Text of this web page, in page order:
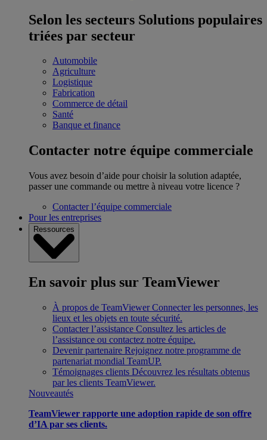
Selon les secteurs Solutions populaires
triées par secteur
Automobile
Agriculture
Logistique
Fabrication
Commerce de détail
Santé
Banque et finance
Contacter notre équipe commerciale
Vous avez besoin d’aide pour choisir la solution adaptée,
passer une commande ou mettre à niveau votre licence ?
Contacter l’équipe commerciale
Pour les entreprises
Ressources
En savoir plus sur TeamViewer
À propos de TeamViewer Connecter les personnes, les
lieux et les objets en toute sécurité.
Contacter l’assistance Consultez les articles de
l’assistance ou contactez notre équipe.
Devenir partenaire Rejoignez notre programme de
partenariat mondial TeamUP.
Témoignages clients Découvrez les résultats obtenus
par les clients TeamViewer.
Nouveautés
TeamViewer rapporte une adoption rapide de son offre
d’IA par ses clients.